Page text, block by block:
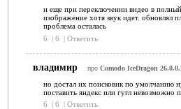
и еще при переключении видео в
изображение хотя звук идет. обновлял
проблема осталась
6
| 6 | Ответить
владимир про Comodo IceDragon
но достал их поисковик по умолчанию
поставить яндекс или гугл невозможно
6
| 6 | Ответить